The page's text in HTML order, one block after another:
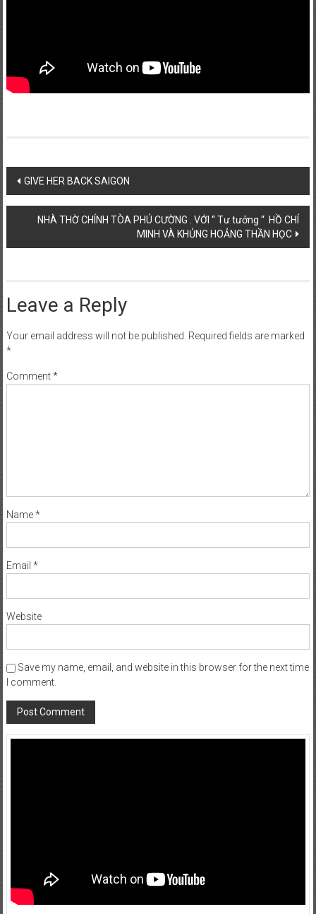
Post
navigation
GIVE HER BACK SAIGON
NHÀ THỜ CHÍNH TÒA PHÚ CƯỜNG . VỚI “ Tư tưởng “ HỒ CHÍ
MINH VÀ KHỦNG HOẢNG THẦN HỌC
Leave a Reply
Your email address will not be published. Required fields are marked
*
Comment*
Name*
Email *
Website
Save my name, email, and website in this browser for the next time
I comment.